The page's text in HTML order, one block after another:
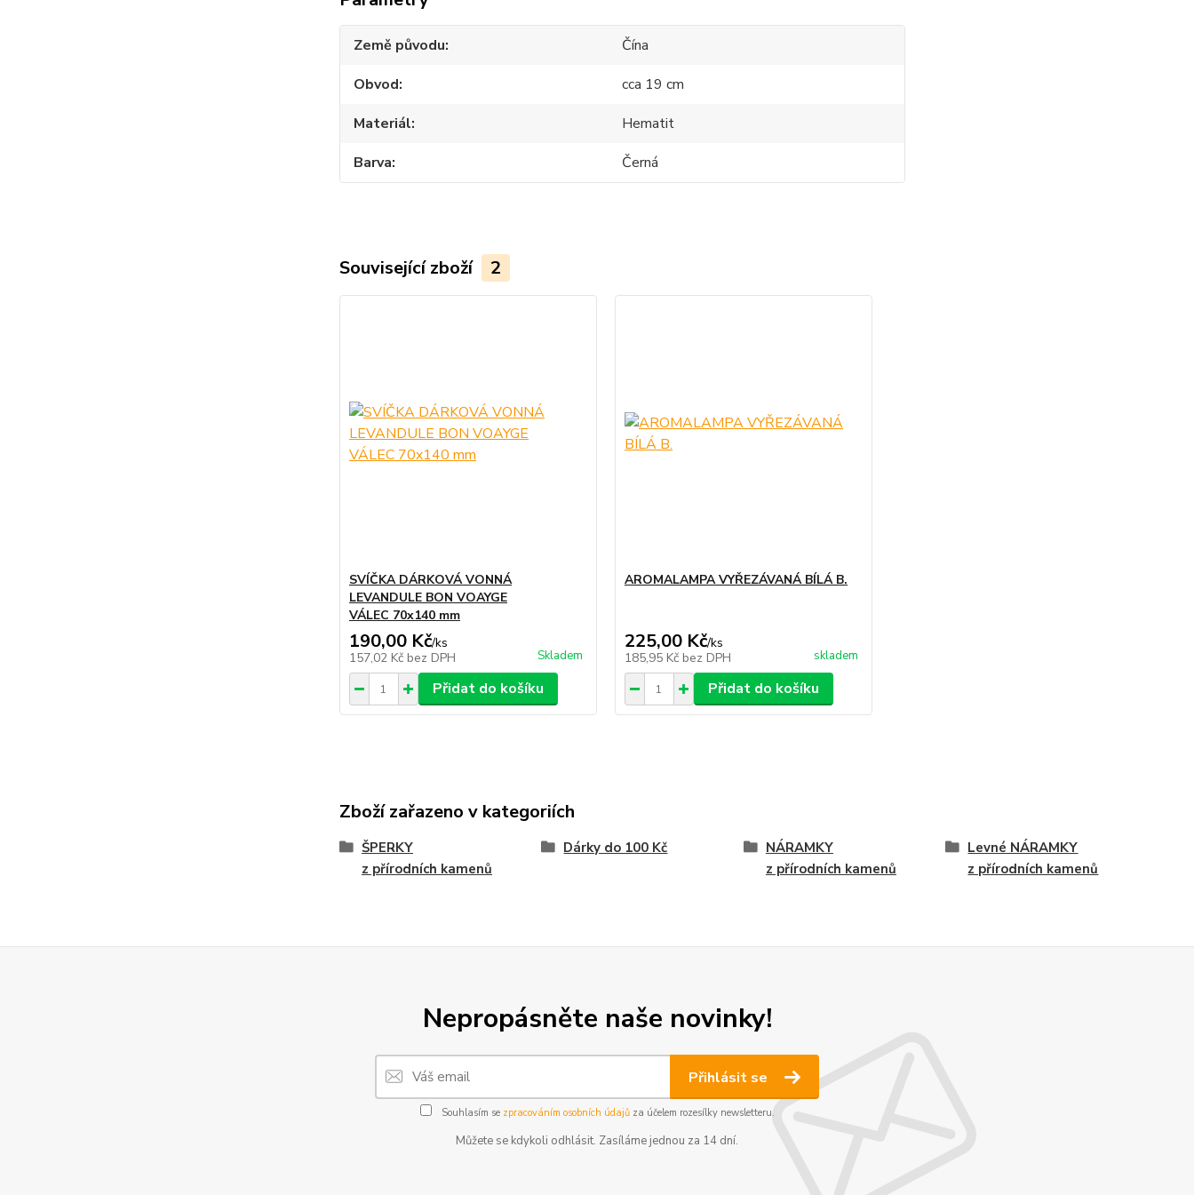
Země původu
Čína
Obvod
cca 19 cm
Materiál
Hematit
Barva
Černá
Související zboží 2
SVÍČKA DÁRKOVÁ VONNÁ
LEVANDULE BON VOAYGE
VÁLEC 70x140 mm
190,00 Kč/ks
157,02 Kč bez DPH Skladem
Přidat do košíku
AROMALAMPA VYŘEZÁVANÁ BÍLÁ B.
225,00 Kč/ks
185,95 Kč bez DPH skladem
Přidat do košíku
Zboží zařazeno v kategoriích
ŠPERKY
z přírodních kamenů
Dárky do 100 Kč
NÁRAMKY
z přírodních kamenů
Levné NÁRAMKY
z přírodních kamenů
Nepropásněte naše novinky!
Přihlásit se
Souhlasím se zpracováním osobních údajůza účelem rozesílky newsletteru.
Můžete se kdykoli odhlásit. Zasíláme jednou za 14 dní.